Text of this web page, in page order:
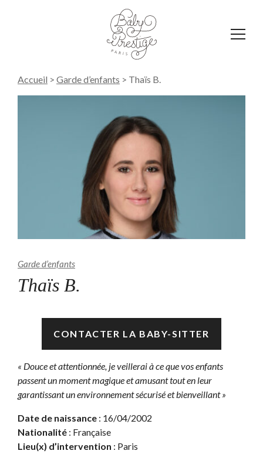
Accueil > Garde d’enfants > Thaïs B.
Garde d’enfants
Thaïs B.
CONTACTER LA BABY-SITTER
« Douce et attentionnée, je veillerai à ce que vos enfants
passent un moment magique et amusant tout en leur
garantissant un environnement sécurisé et bienveillant »
Date de naissance : 16/04/2002
Nationalité : Française
Lieu(x) d’intervention : Paris